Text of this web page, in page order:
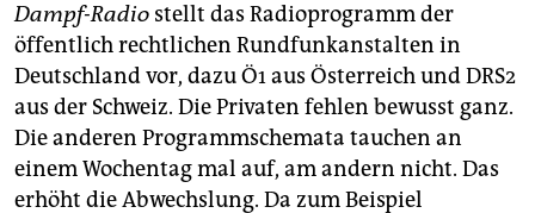
Dampf-Radio stellt das Radioprogramm der
öffentlich rechtlichen Rundfunkanstalten in
Deutschland vor, dazu Ö1 aus Österreich und DRS2
aus der Schweiz. Die Privaten fehlen bewusst ganz.
Die anderen Programmschemata tauchen an
einem Wochentag mal auf, am andern nicht. Das
erhöht die Abwechslung. Da zum Beispiel